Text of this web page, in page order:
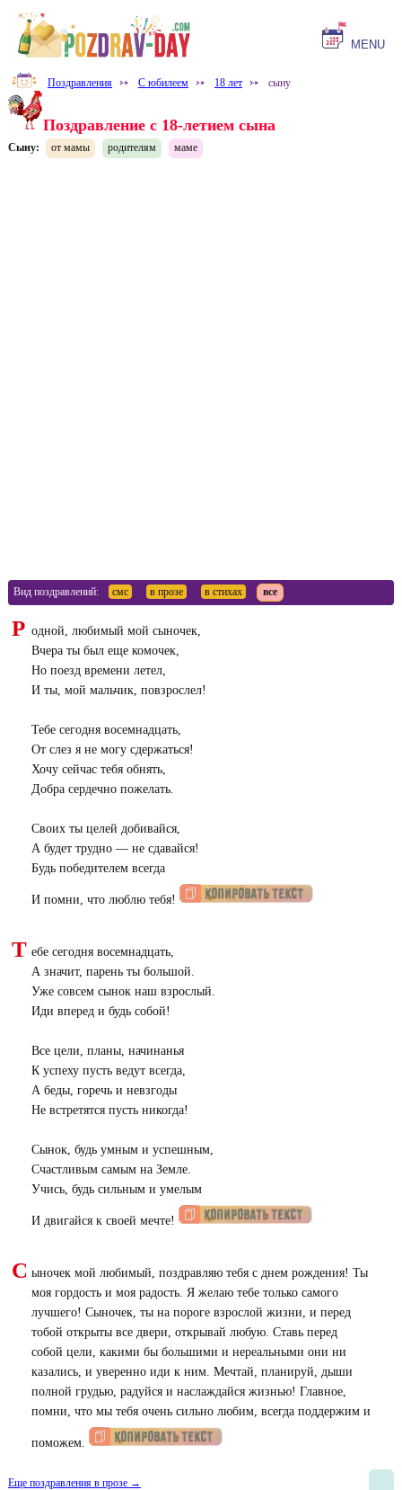
MENU
Поздравления ⤐ С юбилеем ⤐ 18 лет ⤐ сыну
Поздравление с 18-летием сына
Сыну: от мамы родителям маме
Вид поздравлений: смс в прозе в стихах все
Р одной, любимый мой сыночек,
Вчера ты был еще комочек,
Но поезд времени летел,
И ты, мой мальчик, повзрослел!
Тебе сегодня восемнадцать,
От слез я не могу сдержаться!
Хочу сейчас тебя обнять,
Добра сердечно пожелать.
Своих ты целей добивайся,
А будет трудно — не сдавайся!
Будь победителем всегда
И помни, что люблю тебя!
Т ебе сегодня восемнадцать,
А значит, парень ты большой.
Уже совсем сынок наш взрослый.
Иди вперед и будь собой!
Все цели, планы, начинанья
К успеху пусть ведут всегда,
А беды, горечь и невзгоды
Не встретятся пусть никогда!
Сынок, будь умным и успешным,
Счастливым самым на Земле.
Учись, будь сильным и умелым
И двигайся к своей мечте!
С ыночек мой любимый, поздравляю тебя с днем рождения! Ты
моя гордость и моя радость. Я желаю тебе только самого
лучшего! Сыночек, ты на пороге взрослой жизни, и перед
тобой открыты все двери, открывай любую. Ставь перед
собой цели, какими бы большими и нереальными они ни
казались, и уверенно иди к ним. Мечтай, планируй, дыши
полной грудью, радуйся и наслаждайся жизнью! Главное,
помни, что мы тебя очень сильно любим, всегда поддержим и
поможем.
Еще поздравления в прозе →